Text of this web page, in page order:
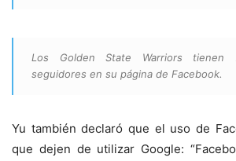
Los Golden State Warriors tienen
seguidores en su página de Facebook.
Yu también declaró que el uso de
que dejen de utilizar Google: